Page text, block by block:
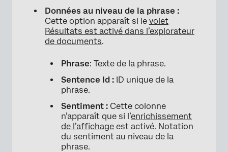
Données au niveau de la phrase :
Cette option apparaît si le volet
Résultats est activé dans l’explorateur
de documents.
Phrase: Texte de la phrase.
Sentence Id : ID unique de la
phrase.
Sentiment : Cette colonne
n’apparaît que si l’enrichissement
de l’affichage est activé. Notation
du sentiment au niveau de la
phrase.